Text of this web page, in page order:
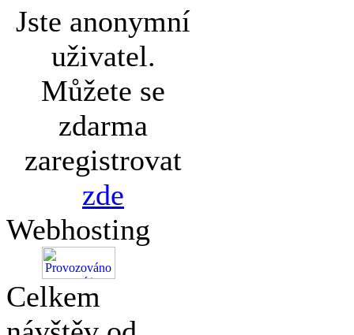
Jste anonymní
uživatel.
Můžete se
zdarma
zaregistrovat
zde
Webhosting
Celkem